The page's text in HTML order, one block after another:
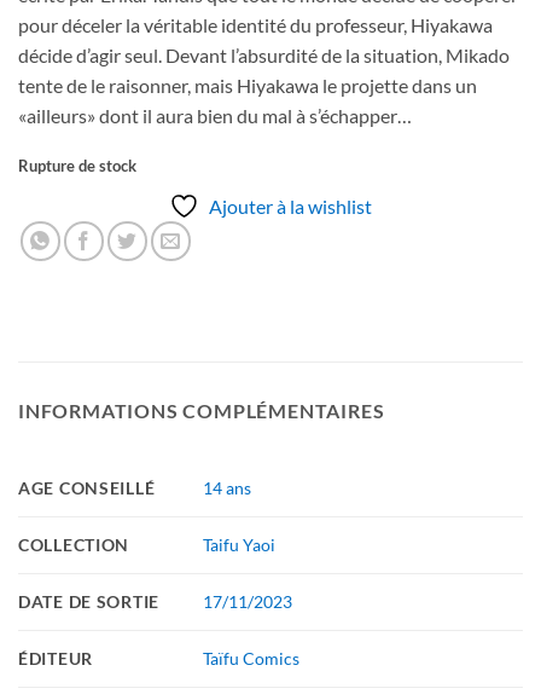
pour déceler la véritable identité du professeur, Hiyakawa
décide d’agir seul. Devant l’absurdité de la situation, Mikado
tente de le raisonner, mais Hiyakawa le projette dans un
«ailleurs» dont il aura bien du mal à s’échapper…
Rupture de stock
Ajouter à la wishlist
INFORMATIONS COMPLÉMENTAIRES
AGE CONSEILLÉ 14 ans
COLLECTION Taifu Yaoi
DATE DE SORTIE 17/11/2023
ÉDITEUR Taïfu Comics